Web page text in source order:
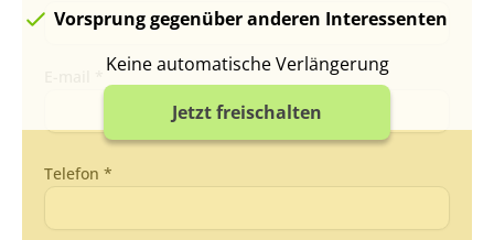
Vorsprung gegenüber anderen Interessenten
Keine automatische Verlängerung
Jetzt freischalten
Telefon *